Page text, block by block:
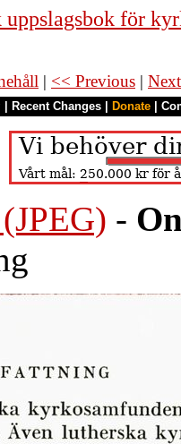
för
| << Previous |
Recent Changes Donate
-